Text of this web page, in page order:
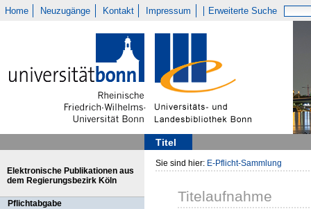
Home Neuzugänge Kontakt Impressum Erweiterte Suche
Titel
Elektronische Publikationen aus
dem Regierungsbezirk Köln
Pflichtabgabe
Sie sind hier: E-Pflicht-Sammlung
Titelaufnahme